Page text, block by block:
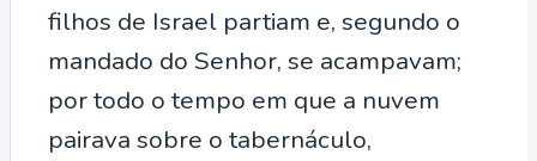
filhos de Israel partiam e, segundo o
mandado do Senhor, se acampavam;
por todo o tempo em que a nuvem
pairava sobre o tabernáculo,